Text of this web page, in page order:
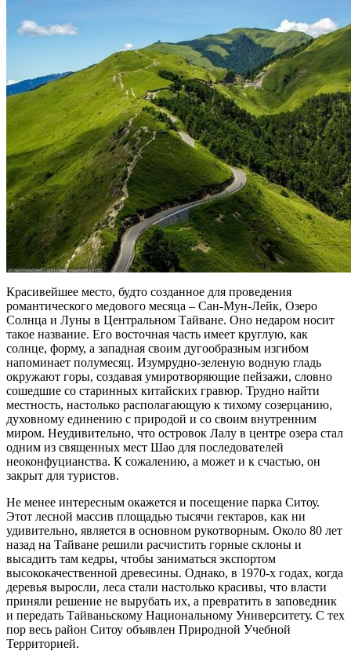
Красивейшее место, будто созданное для проведения
романтического медового месяца – Сан-Мун-Лейк, Озеро
Солнца и Луны в Центральном Тайване. Оно недаром носит
такое название. Его восточная часть имеет круглую, как
солнце, форму, а западная своим дугообразным изгибом
напоминает полумесяц. Изумрудно-зеленую водную гладь
окружают горы, создавая умиротворяющие пейзажи, словно
сошедшие со старинных китайских гравюр. Трудно найти
местность, настолько располагающую к тихому созерцанию,
духовному единению с природой и со своим внутренним
миром. Неудивительно, что островок Лалу в центре озера стал
одним из священных мест Шао для последователей
неоконфуцианства. К сожалению, а может и к счастью, он
закрыт для туристов.
Не менее интересным окажется и посещение парка Ситоу.
Этот лесной массив площадью тысячи гектаров, как ни
удивительно, является в основном рукотворным. Около 80 лет
назад на Тайване решили расчистить горные склоны и
высадить там кедры, чтобы заниматься экспортом
высококачественной древесины. Однако, в 1970-х годах, когда
деревья выросли, леса стали настолько красивы, что власти
приняли решение не вырубать их, а превратить в заповедник
и передать Тайваньскому Национальному Университету. С тех
пор весь район Ситоу объявлен Природной Учебной
Территорией.